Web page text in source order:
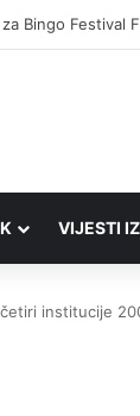
podrška u
VIJESTI
institucije